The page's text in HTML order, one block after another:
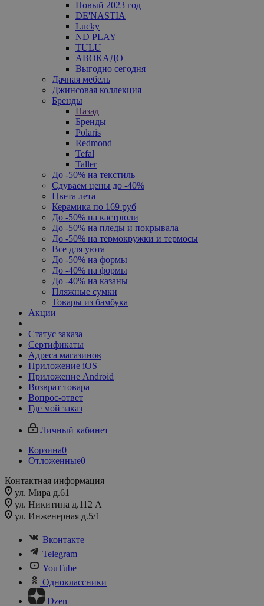
Новый 2023 год
DE'NASTIA
Lucky
ND PLAY
TULU
АВОКАДО
Выгодно сегодня
Дачная мебель
Джинсовая коллекция
Бренды
Назад
Бренды
Polaris
Redmond
Tefal
Taller
До -50% на текстиль
Сдуваем цены до -40%
Цвета лета
Керамика по 169 руб
До -50% на кастрюли
До -50% на пледы и покрывала
До -50% на термокружки и термосы
Все для уюта
До -50% на формы
До -40% на формы
До -40% на казаны
Пляжные сумки
Товары из бамбука
Акции
Статус заказа
Сертификаты
Адреса магазинов
Приложение iOS
Приложение Android
Возврат товара
Вопрос-ответ
Где мой заказ
Личный кабинет
Корзина0
Отложенные0
Контактная информация
ул. Мира д.61
ул. Никитина д.112 А
ул. Инженерная д.5/1
Вконтакте
Telegram
YouTube
Одноклассники
Dzen